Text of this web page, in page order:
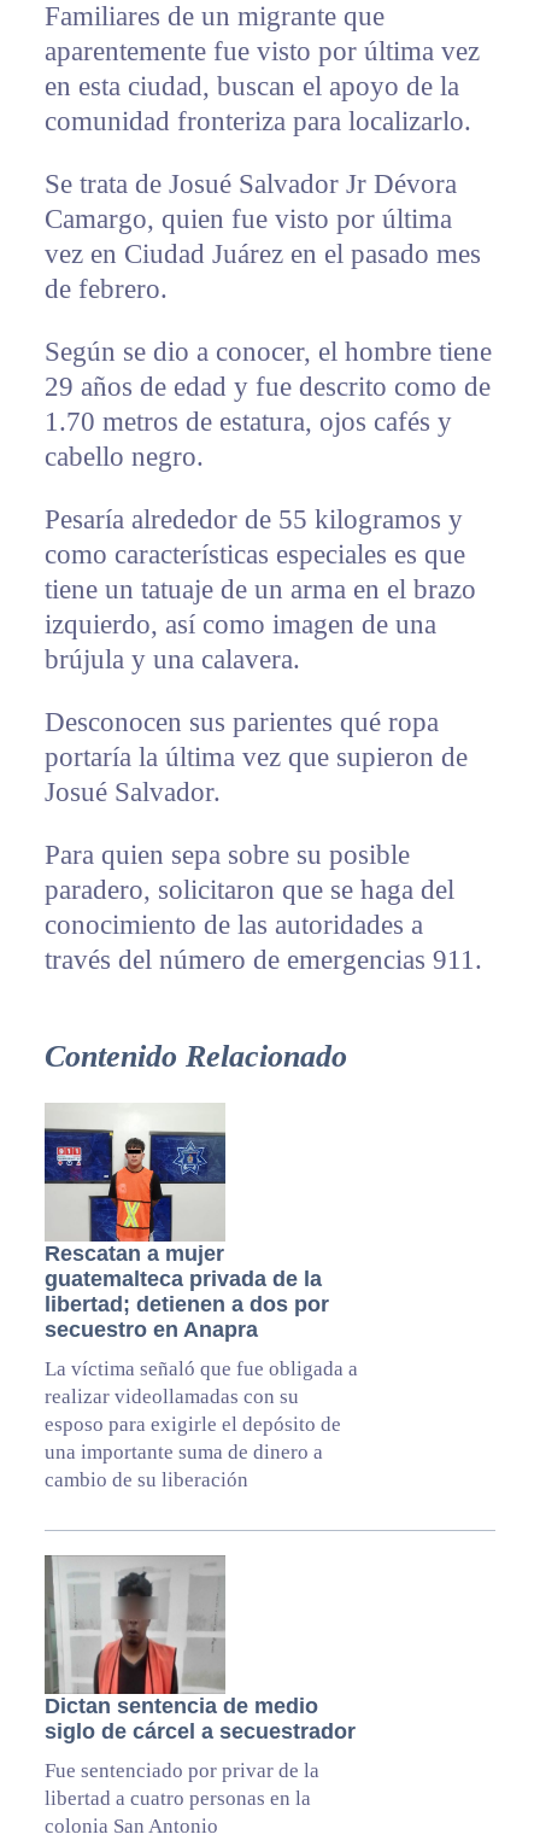
Familiares de un migrante que
aparentemente fue visto por última vez
en esta ciudad, buscan el apoyo de la
comunidad fronteriza para localizarlo.
Se trata de Josué Salvador Jr Dévora
Camargo, quien fue visto por última
vez en Ciudad Juárez en el pasado mes
de febrero.
Según se dio a conocer, el hombre tiene
29 años de edad y fue descrito como de
1.70 metros de estatura, ojos cafés y
cabello negro.
Pesaría alrededor de 55 kilogramos y
como características especiales es que
tiene un tatuaje de un arma en el brazo
izquierdo, así como imagen de una
brújula y una calavera.
Desconocen sus parientes qué ropa
portaría la última vez que supieron de
Josué Salvador.
Para quien sepa sobre su posible
paradero, solicitaron que se haga del
conocimiento de las autoridades a
través del número de emergencias 911.
Contenido Relacionado
Rescatan a mujer
guatemalteca privada de la
libertad; detienen a dos por
secuestro en Anapra
La víctima señaló que fue obligada a
realizar videollamadas con su
esposo para exigirle el depósito de
una importante suma de dinero a
cambio de su liberación
Dictan sentencia de medio
siglo de cárcel a secuestrador
Fue sentenciado por privar de la
libertad a cuatro personas en la
colonia San Antonio